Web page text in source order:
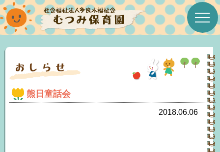
熊日童話会
2018.06.06
むつみ保育園について
むつみたより